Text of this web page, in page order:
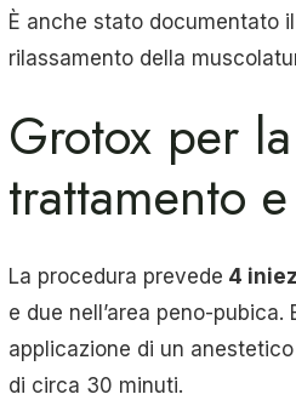
È anche stato documentato
rilassamento della
Grotox per
trattamento
La procedura prevede 4
e due nell’area peno-
applicazione di un
di circa 30 minuti.